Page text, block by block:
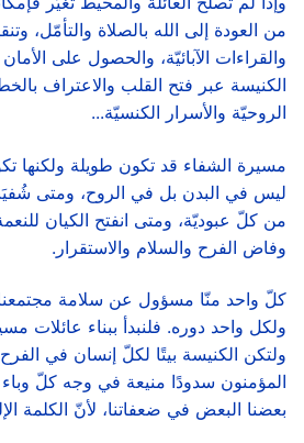
من العودة إلى الله بالصلاة والتأمّل،
والقراءات الآبائيّة، والحصول على
الكنيسة عبر فتح القلب والاعتراف
الروحيّة والأسرار الكنسيّة...
مسيرة الشفاء قد تكون طويلة ولكنها
ليس في البدن بل في الروح، ومتى
من كلّ عبوديّة، ومتى انفتح الكيان للنعمة
وفاض الفرح والسلام والاستقرار.
كلّ واحد منّا مسؤول عن سلامة
ولكل واحد دوره. فلنبدأ ببناء عائلات
ولتكن الكنيسة بيتًا لكلّ إنسان في
المؤمنون سدودًا منيعة في وجه كلّ وباء
بعضنا البعض في ضعفاتنا، لأنّ الكلمة